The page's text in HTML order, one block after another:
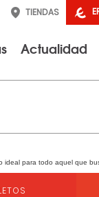
TIENDAS
Actualidad
para todo aquel que